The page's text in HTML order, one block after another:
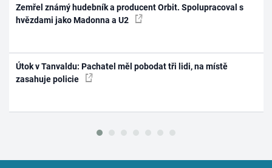
Zemřel známý hudebník a producent Orbit. Spolupracoval s
hvězdami jako Madonna a U2
Útok v Tanvaldu: Pachatel měl pobodat tři lidi, na místě
zasahuje policie